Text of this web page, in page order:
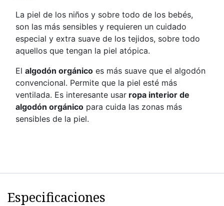
La piel de los niños y sobre todo de los bebés,
son las más sensibles y requieren un cuidado
especial y extra suave de los tejidos, sobre todo
aquellos que tengan la piel atópica.
El algodón orgánico es más suave que el algodón
convencional. Permite que la piel esté más
ventilada. Es interesante usar ropa interior de
algodón orgánico para cuida las zonas más
sensibles de la piel.
Especificaciones